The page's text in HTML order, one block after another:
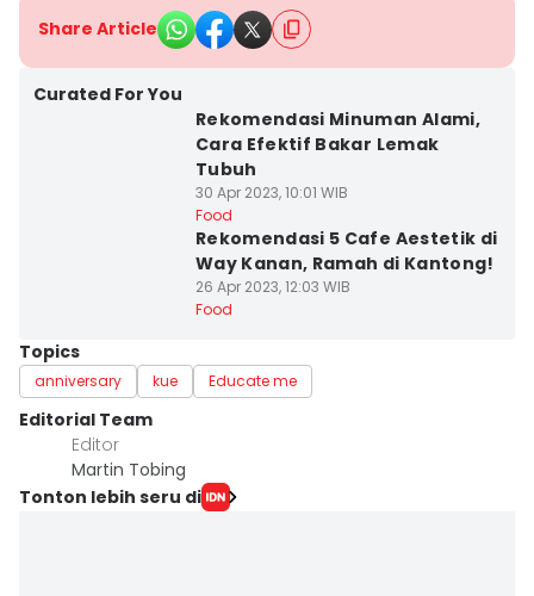
Share Article
Curated For You
Rekomendasi Minuman Alami,
Cara Efektif Bakar Lemak
Tubuh
30 Apr 2023, 10:01 WIB
Food
Rekomendasi 5 Cafe Aestetik di
Way Kanan, Ramah di Kantong!
26 Apr 2023, 12:03 WIB
Food
Topics
anniversary kue Educate me
Editorial Team
Editor
Martin Tobing
Tonton lebih seru di